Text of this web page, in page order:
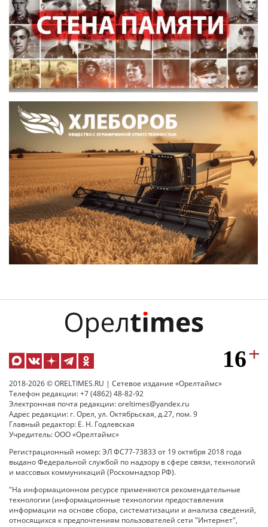
2018-2026 © ORELTIMES.RU | Сетевое издание «Орелтаймс»
Телефон редакции: +7 (4862) 48-82-92
Электронная почта редакции: oreltimes@yandex.ru
Адрес редакции: г. Орел, ул. Октябрьская, д.27, пом. 9
Главный редактор: Е. Н. Годлевская
Учредитель: ООО «Орелтаймс»
Регистрационный номер: ЭЛ ФС77-73833 от 19 октября 2018 года
выдано Федеральной службой по надзору в сфере связи, технологий
и массовых коммуникаций (Роскомнадзор РФ).
"На информационном ресурсе применяются рекомендательные
технологии (информационные технологии предоставления
информации на основе сбора, систематизации и анализа сведений,
относящихся к предпочтениям пользователей сети "Интернет",